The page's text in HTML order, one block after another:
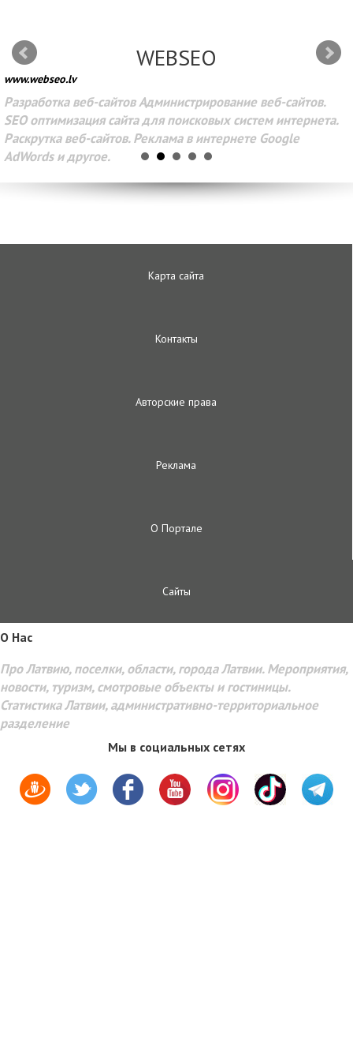
WEBSEO
www.webseo.lv
Разработка веб-сайтов Администрирование веб-сайтов.
SEO оптимизация сайта для поисковых систем интернета.
Раскрутка веб-сайтов. Реклама в интернете Google
AdWords и другое.
Карта сайта
Контакты
Авторские права
Реклама
О Портале
Сайты
O Hac
Про Латвию, поселки, области, города Латвии. Мероприятия,
новости, туризм, смотровые объекты и гостиницы.
Статистика Латвии, административно-территориальное
разделение
Мы в социальных сетях